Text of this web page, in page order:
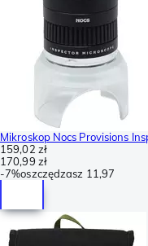
Mikroskop Nocs Provisions
159,02 zł
170,99 zł
-7%oszczędzasz 11,97